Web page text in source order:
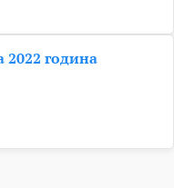
2022 година